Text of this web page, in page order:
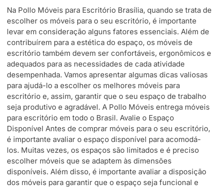
Na Pollo Móveis para Escritório Brasília, quando se trata de
escolher os móveis para o seu escritório, é importante
levar em consideração alguns fatores essenciais. Além de
contribuírem para a estética do espaço, os móveis de
escritório também devem ser confortáveis, ergonômicos e
adequados para as necessidades de cada atividade
desempenhada. Vamos apresentar algumas dicas valiosas
para ajudá-lo a escolher os melhores móveis para
escritório e, assim, garantir que o seu espaço de trabalho
seja produtivo e agradável. A Pollo Móveis entrega móveis
para escritório em todo o Brasil. Avalie o Espaço
Disponível Antes de comprar móveis para o seu escritório,
é importante avaliar o espaço disponível para acomodá-
los. Muitas vezes, os espaços são limitados e é preciso
escolher móveis que se adaptem às dimensões
disponíveis. Além disso, é importante avaliar a disposição
dos móveis para garantir que o espaço seja funcional e